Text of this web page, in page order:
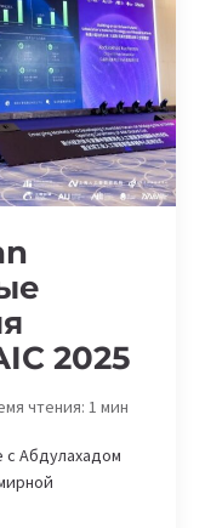
2025
чтения: 1мин
с Абдулахадом